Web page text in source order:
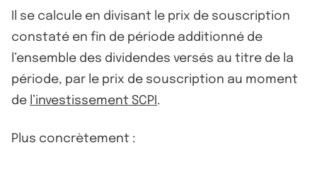
Il se calcule en divisant le prix de souscription
constaté en fin de période additionné de
l’ensemble des dividendes versés au titre de la
période, par le prix de souscription au moment
de l’investissement SCPI .
Plus concrètement :